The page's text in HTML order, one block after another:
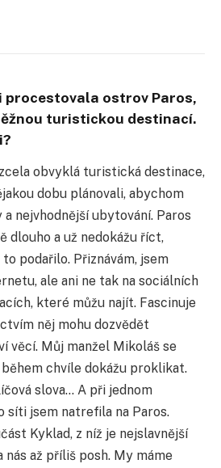
procestovala ostrov Paros,
turistickou destinací.
obvyklá turistická destinace,
dobu plánovali, abychom
nejvhodnější ubytování. Paros
dlouho a už nedokážu říct,
podařilo. Přiznávám, jsem
ale ani ne tak na sociálních
které můžu najít. Fascinuje
něj mohu dozvědět
věcí. Můj manžel Mikoláš se
chvíle dokážu proklikat.
slova… A při jednom
síti jsem natrefila na Paros.
Kyklad, z níž je nejslavnější
až příliš posh. My máme